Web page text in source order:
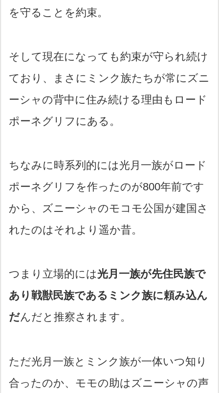
を守ることを約束。
そして現在になっても約束が守られ続け
ており、まさにミンク族たちが常にズニ
ーシャの背中に住み続ける理由もロード
ポーネグリフにある。
ちなみに時系列的には光月一族がロード
ポーネグリフを作ったのが800年前です
から、ズニーシャのモコモ公国が建国さ
れたのはそれより遥か昔。
つまり立場的には光月一族が先住民族で
あり戦獣民族であるミンク族に頼み込ん
だんだと推察されます。
ただ光月一族とミンク族が一体いつ知り
合ったのか、モモの助はズニーシャの声